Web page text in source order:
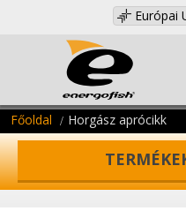
Európai
Főoldal Horgász aprócikk